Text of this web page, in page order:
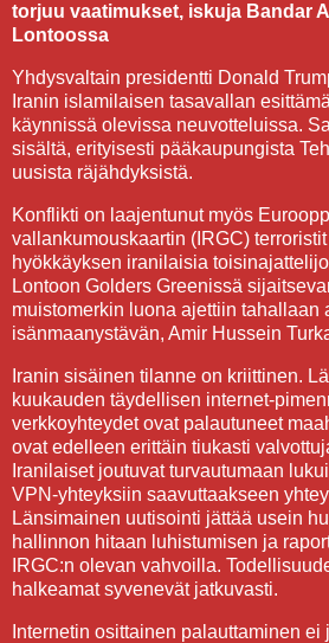
torjuu vaatimukset, iskuja Bandar
Lontoossa
Yhdysvaltain presidentti Donald
Iranin islamilaisen tasavallan
käynnissä olevissa neuvotteluissa.
sisältä, erityisesti pääkaupungista
uusista räjähdyksistä.
Konflikti on laajentunut myös
vallankumouskaartin (IRGC)
hyökkäyksen iranilaisia
Lontoon Golders Greenissä
muistomerkin luona ajettiin tahallaan
isänmaanystävän, Amir Hussein
Iranin sisäinen tilanne on kriittinen.
kuukauden täydellisen internet-
verkkoyhteydet ovat palautuneet
ovat edelleen erittäin tiukasti
Iranilaiset joutuvat turvautumaan
VPN-yhteyksiin saavuttaakseen
Länsimainen uutisointi jättää usein
hallinnon hitaan luhistumisen ja
IRGC:n olevan vahvoilla.
halkeamat syvenevät jatkuvasti.
Internetin osittainen palauttaminen